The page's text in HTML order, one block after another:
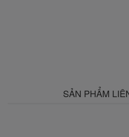
SẢN PHẨM